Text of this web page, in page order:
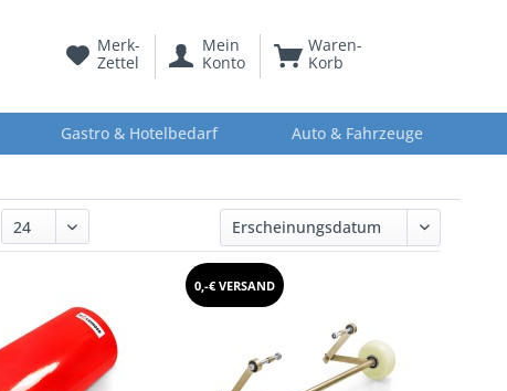
Merk-
Zettel
Mein
Konto
Waren-
Korb
Gastro & Hotelbedarf Auto & Fahrzeuge
0,-€ VERSAND